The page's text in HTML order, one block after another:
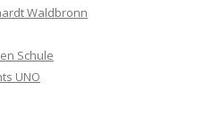
Waldbronn
Schule
UNO